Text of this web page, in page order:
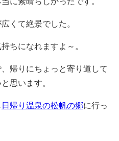
くて絶景でした。
ちになれますよ～。
帰りにちょっと寄り道して
思います。
日帰り温泉の松帆の郷に行っ